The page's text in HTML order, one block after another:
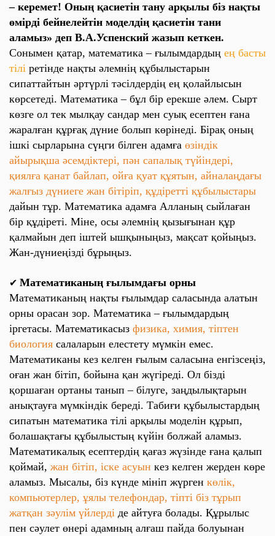
– керемет! Оның қасиетін тану арқылы біз нақты
өмірді бейнелейтін моделдің қасиетін тани
аламыз» деп В.А.Успенский жазып кеткен.
Сонымен қатар, математика – ғылымдардың ең басты
тілі ретінде нақты әлемнің құбылыстарын
сипаттайтын әртүрлі тәсілдердің ең қолайлысын
көрсетеді. Математика – бұл бір ерекше әлем. Сырт
көзге ол тек мылқау сандар мен суық есептен ғана
жаралған құрғақ дүние болып көрінеді. Бірақ оның
ішкі сырларына сүңги білген адамға өзіндік
айырықша әсемдіктері, пән сапалық түйіндері,
қиялға қанат байлап, ойға қуат құятын, айналаңдағы
жалғыз дүниеге жан бітіріп, құдіретті құбылыстары
дайын тұр. Математика адамға Алланың сыйлаған
бір құдіреті. Міне, осы әлемнің қызығынан құр
қалмайын деп іштей ышқыныңыз, мақсат қойыңыз.
Жан-дүниеңізді бұрыңыз.
✔ Математиканың ғылымдағы орны
Математиканың нақты ғылымдар саласында алатын
орны орасан зор. Математика – ғылымдардың
іргетасы. Математикасыз физика, химия, тіптен
биология салаларын елестету мүмкін емес.
Математиканы кез келген ғылым саласына енгізсеңіз,
оған жан бітіп, бойына қан жүгіреді. Ол бізді
қоршаған ортаны танып – білуге, заңдылықтарын
анықтауға мүмкіндік береді. Табиғи құбылыстардың
сипатын математика тілі арқылы моделін құрып,
болашақтағы құбылыстың күйін болжай аламыз.
Математикалық есептердің қағаз жүзінде ғана қалып
қоймай, жан бітіп, іске асуын кез келген жерден көре
аламыз. Мысалы, біз күнде мініп жүрген көлік,
компьютерлер, ұялы телефондар, тіпті біз тұрып
жатқан зәулім үйлерді де айтуға болады. Құрылыс
пен сәулет өнері адамның алғаш пайда болуынан